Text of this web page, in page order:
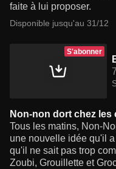
faite à lui proposer.
Disponible jusqu'au 31/12
S'abonner
Non-non dort chez les
Tous les matins, Non-
une nouvelle idée qu'il
qu'il ne sait pas trop
Zoubi, Grouillette et